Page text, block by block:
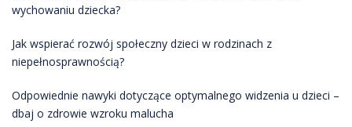
wychowaniu dziecka?
Jak wspierać rozwój społeczny dzieci w rodzinach z
niepełnosprawnością?
Odpowiednie nawyki dotyczące optymalnego widzenia u dzieci –
dbaj o zdrowie wzroku malucha